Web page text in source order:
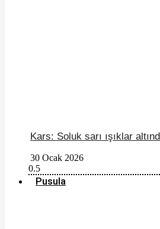
Kars: Soluk sarı ışıklar
30 Ocak 2026
Pusula